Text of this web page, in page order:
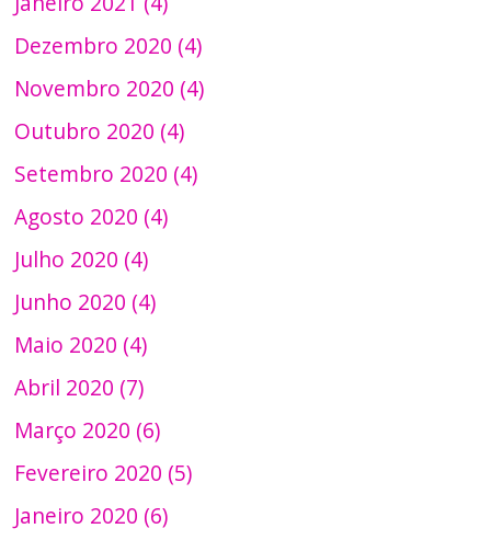
Dezembro 2020 (4)
Novembro 2020 (4)
Outubro 2020 (4)
Setembro 2020 (4)
Agosto 2020 (4)
Julho 2020 (4)
Junho 2020 (4)
Maio 2020 (4)
Abril 2020 (7)
Março 2020 (6)
Fevereiro 2020 (5)
Janeiro 2020 (6)